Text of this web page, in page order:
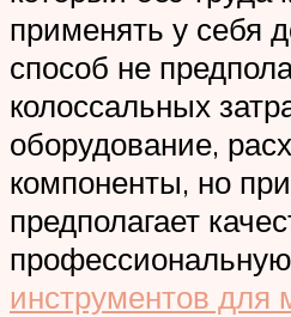
применять у себя
способ не
колоссальных
оборудование,
компоненты, но
предполагает
инструментов для